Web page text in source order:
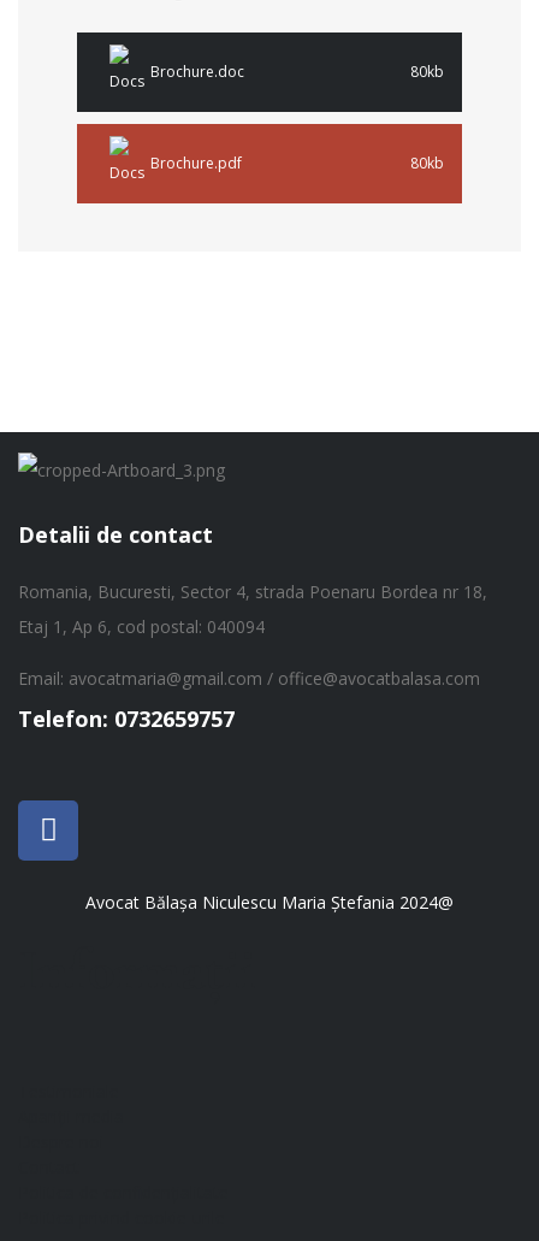
Brochure.doc 80kb
Brochure.pdf 80kb
Detalii de contact
Romania, Bucuresti, Sector 4, strada Poenaru Bordea nr 18,
Etaj 1, Ap 6, cod postal: 040094
Email: avocatmaria@gmail.com / office@avocatbalasa.com
Telefon: 0732659757
Avocat Bălașa Niculescu Maria Ștefania 2024@